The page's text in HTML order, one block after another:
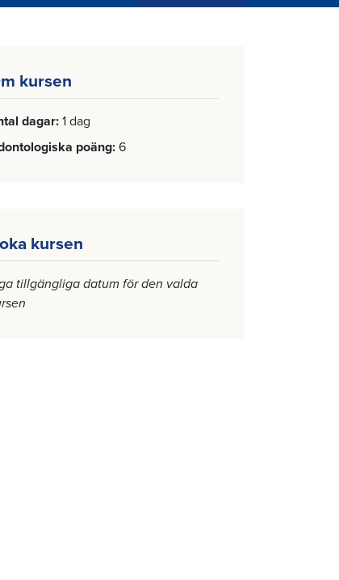
kursen
dagar 1 dag
poäng 6
kursen
tillgängliga datum för den valda